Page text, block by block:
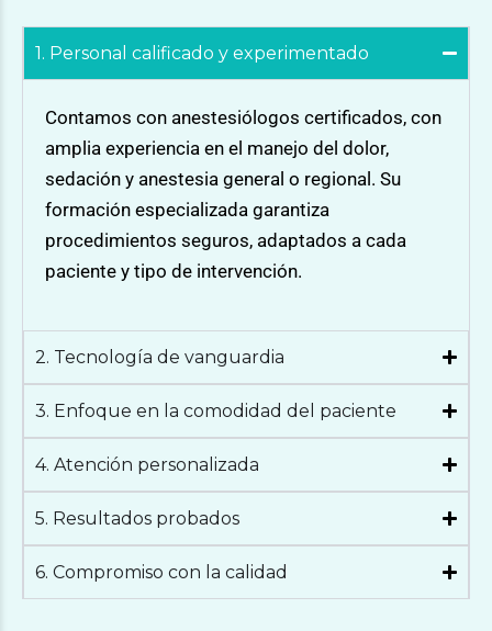
1. Personal calificado y experimentado
Contamos con anestesiólogos certificados, con
amplia experiencia en el manejo del dolor,
sedación y anestesia general o regional. Su
formación especializada garantiza
procedimientos seguros, adaptados a cada
paciente y tipo de intervención.
2. Tecnología de vanguardia
3. Enfoque en la comodidad del paciente
4. Atención personalizada
5. Resultados probados
6. Compromiso con la calidad